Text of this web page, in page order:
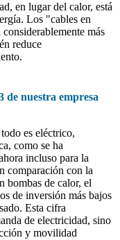
en lugar del calor, está
Los "cables en
más
reduce
de nuestra empresa
es eléctrico,
como se ha
incluso para la
comparación con la
bombas de calor, el
de inversión más bajos
Esta cifra
de electricidad, sino
y movilidad